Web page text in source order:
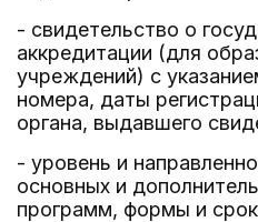
- свидетельство о
аккредитации (для
учреждений) с
номера, даты
органа, выдавшего
- уровень и
основных и
программ, формы и